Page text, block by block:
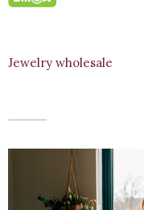
Jewelry wholesale